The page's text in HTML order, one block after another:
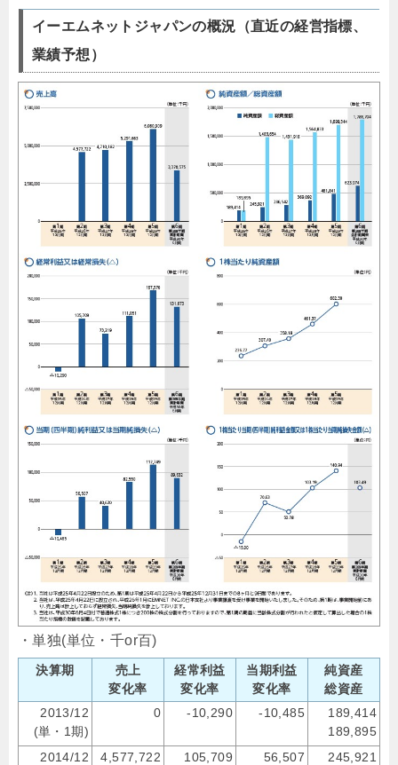
イーエムネットジャパンの概況（直近の経営指標、
業績予想）
・単独(単位・千or百)
決算期
売上
変化率
経常利益
変化率
当期利益
変化率
純資産
総資産
2013/12
(単・1期)
0 -10,290 -10,485
189,414
189,895
2014/12
4,577,722
105,709
56,507
245,921